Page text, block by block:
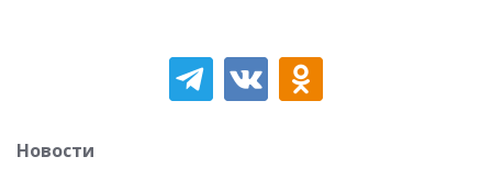
Новости